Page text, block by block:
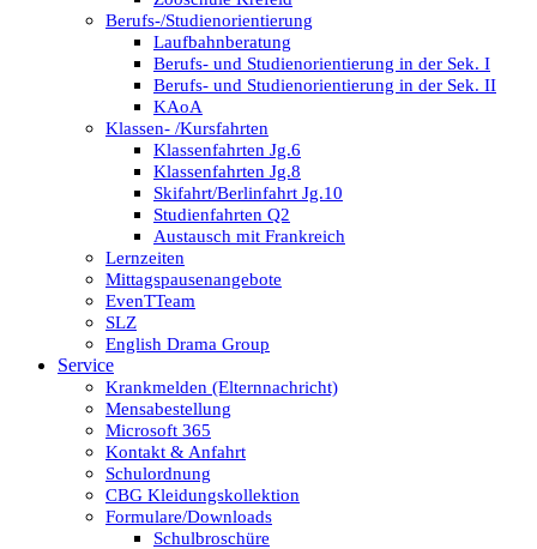
Berufs-/Studienorientierung
Laufbahnberatung
Berufs- und Studienorientierung in der Sek. I
Berufs- und Studienorientierung in der Sek. II
KAoA
Klassen- /Kursfahrten
Klassenfahrten Jg.6
Klassenfahrten Jg.8
Skifahrt/Berlinfahrt Jg.10
Studienfahrten Q2
Austausch mit Frankreich
Lernzeiten
Mittagspausenangebote
EvenTTeam
SLZ
English Drama Group
Service
Krankmelden (Elternnachricht)
Mensabestellung
Microsoft 365
Kontakt & Anfahrt
Schulordnung
CBG Kleidungskollektion
Formulare/Downloads
Schulbroschüre